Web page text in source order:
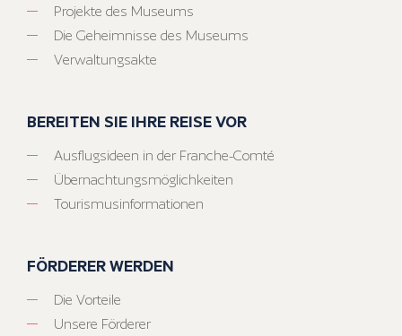
Projekte des Museums
Die Geheimnisse des Museums
Verwaltungsakte
BEREITEN SIE IHRE REISE VOR
Ausflugsideen in der Franche-Comté
Übernachtungsmöglichkeiten
Tourismusinformationen
FÖRDERER WERDEN
Die Vorteile
Unsere Förderer